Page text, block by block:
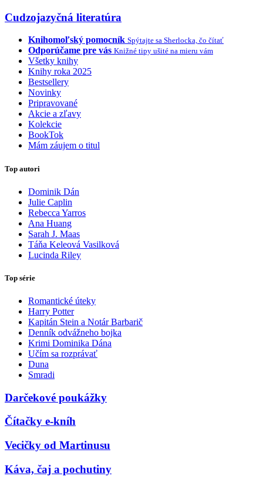
Cudzojazyčná literatúra
Knihomoľský pomocník Spýtajte sa Sherlocka, čo čítať
Odporúčame pre vás Knižné tipy ušité na mieru vám
Všetky knihy
Knihy roka 2025
Bestsellery
Novinky
Pripravované
Akcie a zľavy
Kolekcie
BookTok
Mám záujem o titul
Top autori
Dominik Dán
Julie Caplin
Rebecca Yarros
Ana Huang
Sarah J. Maas
Táňa Keleová Vasilková
Lucinda Riley
Top série
Romantické úteky
Harry Potter
Kapitán Stein a Notár Barbarič
Denník odvážneho bojka
Krimi Dominika Dána
Učím sa rozprávať
Duna
Smradi
Darčekové poukážky
Čítačky e-kníh
Vecičky od Martinusu
Káva, čaj a pochutiny